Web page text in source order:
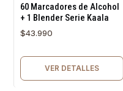
60 Marcadores de Alcohol
+ 1 Blender Serie Kaala
$43.990
VER DETALLES